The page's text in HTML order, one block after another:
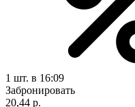
1 шт. в 16:09
Забронировать
20,44 р.